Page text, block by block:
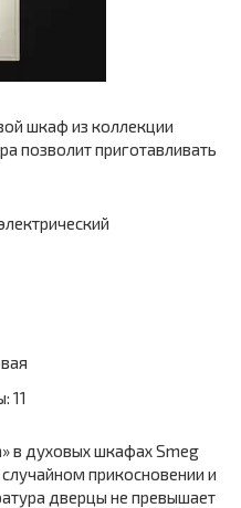
шкаф из коллекции
позволит приготавливать
11
в духовых шкафах Smeg
прикосновении и
дверцы не превышает